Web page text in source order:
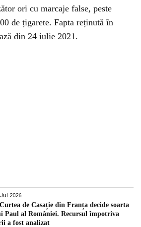
ori cu marcaje false, peste
de țigarete. Fapta reținută în
din 24 iulie 2021.
2026
Curtea de Casație din Franța decide soarta
Paul al României. Recursul împotriva
a fost analizat